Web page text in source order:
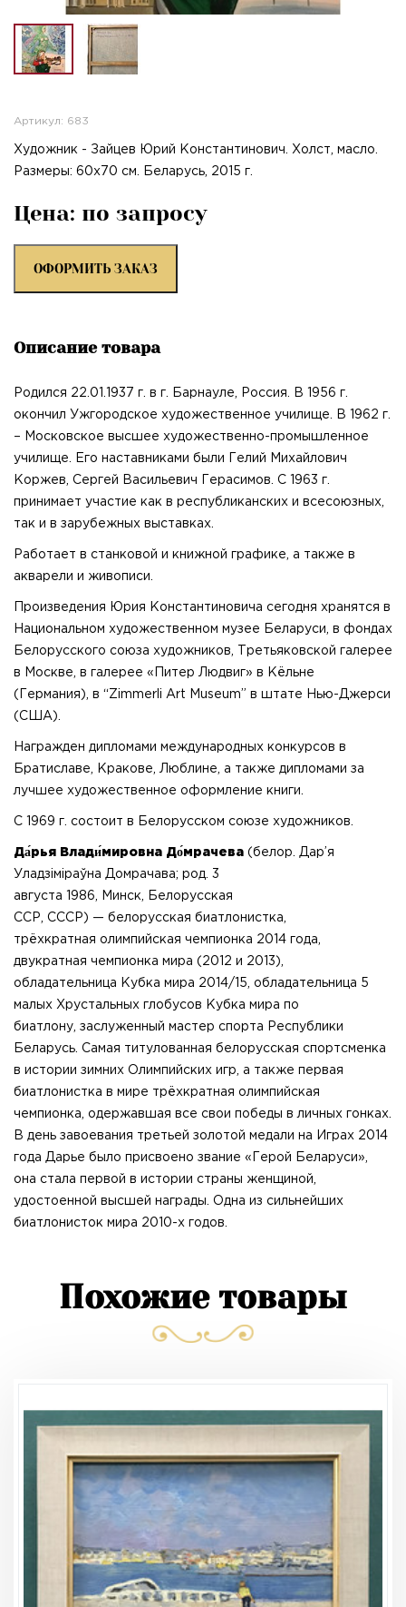
Артикул: 683
Художник - Зайцев Юрий Константинович. Холст, масло.
Размеры: 60х70 см. Беларусь, 2015 г.
Цена: по запросу
ОФОРМИТЬ ЗАКАЗ
Описание товара
Родился 22.01.1937 г. в г. Барнауле, Россия. В 1956 г.
окончил Ужгородское художественное училище. В 1962 г.
– Московское высшее художественно-промышленное
училище. Его наставниками были Гелий Михайлович
Коржев, Сергей Васильевич Герасимов. С 1963 г.
принимает участие как в республиканских и всесоюзных,
так и в зарубежных выставках.
Работает в станковой и книжной графике, а также в
акварели и живописи.
Произведения Юрия Константиновича сегодня хранятся в
Национальном художественном музее Беларуси, в фондах
Белорусского союза художников, Третьяковской галерее
в Москве, в галерее «Питер Людвиг» в Кёльне
(Германия), в “Zimmerli Art Museum” в штате Нью-Джерси
(США).
Награжден дипломами международных конкурсов в
Братиславе, Кракове, Люблине, а также дипломами за
лучшее художественное оформление книги.
С 1969 г. состоит в Белорусском союзе художников.
Да́рья Влади́мировна До́мрачева (белор. Дар’я
Уладзіміраўна Домрачава; род. 3
августа 1986, Минск, Белорусская
ССР, СССР) — белорусская биатлонистка,
трёхкратная олимпийская чемпионка 2014 года,
двукратная чемпионка мира (2012 и 2013),
обладательница Кубка мира 2014/15, обладательница 5
малых Хрустальных глобусов Кубка мира по
биатлону, заслуженный мастер спорта Республики
Беларусь. Самая титулованная белорусская спортсменка
в истории зимних Олимпийских игр, а также первая
биатлонистка в мире трёхкратная олимпийская
чемпионка, одержавшая все свои победы в личных гонках.
В день завоевания третьей золотой медали на Играх 2014
года Дарье было присвоено звание «Герой Беларуси»,
она стала первой в истории страны женщиной,
удостоенной высшей награды. Одна из сильнейших
биатлонисток мира 2010-х годов.
Похожие товары